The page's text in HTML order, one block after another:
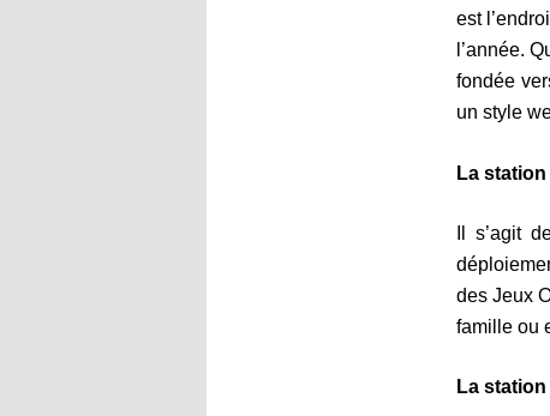
est
l’année.
fondée
un style
La
Il s’agit
des Jeux
famille ou
La station